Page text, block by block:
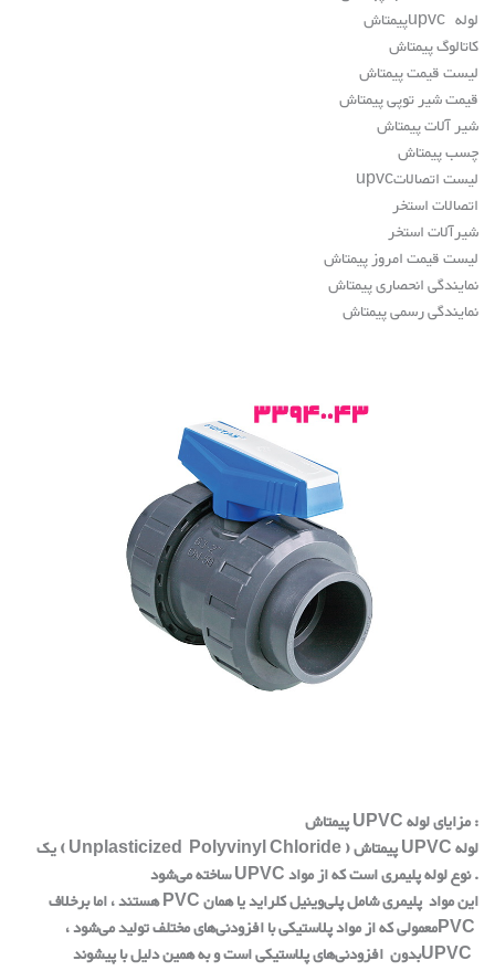
لوله upvcپیمتاش
کاتالوگ پیمتاش
لیست قیمت پیمتاش
قیمت شیر توپی پیمتاش
شیر آلات پیمتاش
چسب پیمتاش
لیست اتصالاتupvc
اتصالات استخر
شیرآلات استخر
لیست قیمت امروز پیمتاش
نمایندگی انحصاری پیمتاش
نمایندگی رسمی پیمتاش
مزایای لولهUPVC
پیمتاش :
لولهUPVCپیمتاش( Unplasticized Polyvinyl Chloride )یک
نوع لوله پلیمری است که از موادUPVCساخته می‌شود
.
این مواد پلیمری شامل پلی‌وینیل کلراید یا همانPVCهستند، اما برخلاف
PVCمعمولی که از مواد پلاستیکی با افزودنی‌های مختلف تولید می‌شود،
UPVCبدون افزودنی‌های پلاستیکی است و به همین دلیل با پیشوند